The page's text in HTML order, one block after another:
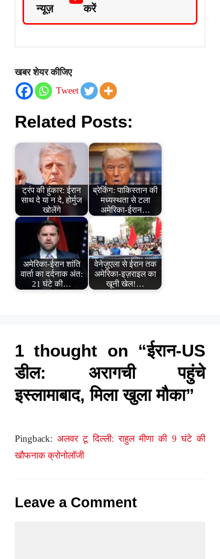
न्यूज़
करें
खबर शेयर कीजिए
Tweet
Related Posts:
ट्रंप की हुंकार: ईरान
साथ दे या न दे, होर्मुज
खोलेंगे
ब्रेकिंग: पाकिस्तान की
मध्यस्थता से टला
अमेरिका-ईरान…
अमेरिका-ईरान शांति
वार्ता का दर्दनाक अंत:
21 घंटे की…
वेनेज़ुएला से ईरान तक
अमेरिका-इज़राइल का
खूनी खेल!…
1 thought on “ईरान-US
डील: अरागची पहुंचे
इस्लामाबाद, मिला खुला मौका”
Pingback:अलवर टू दिल्ली: राहुल मीणा की 9 घंटे की
खौफनाक क्रोनोलॉजी
Leave a Comment